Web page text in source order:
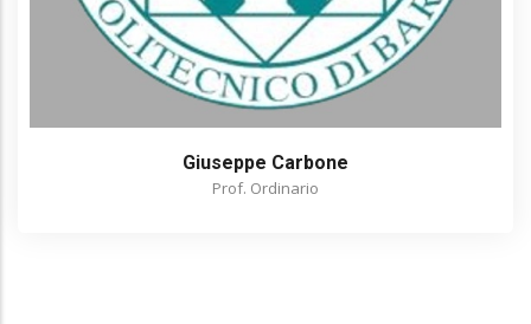
Giuseppe Carbone
Prof. Ordinario